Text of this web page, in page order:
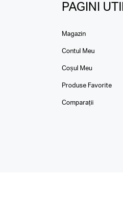
PAGINI
Magazin
Contul Meu
Coșul Meu
Produse Favorite
Comparații